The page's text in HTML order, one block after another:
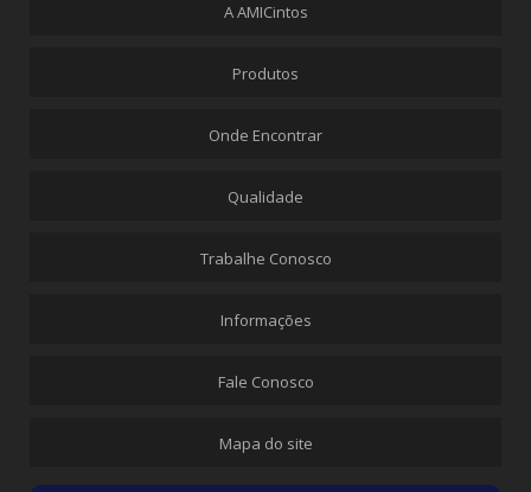
A AMICintos
Produtos
Onde Encontrar
Qualidade
Trabalhe Conosco
Informações
Fale Conosco
Mapa do site